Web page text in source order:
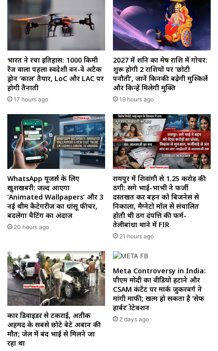
भारत ने रचा इतिहास: 1000 किमी
रेंज वाला पहला स्वदेशी वन-वे अटैक
ड्रोन ‘काल’ तैयार, LoC और LAC पर
होगी तैनाती
17 hours ago
2027 में शनि का मेष राशि में गोचर:
शुरू होगी 2 राशियों पर ‘छोटी
पनौती’, जानें किनकी बढ़ेगी मुश्किलें
और किन्हें मिलेगी मुक्ति
19 hours ago
WhatsApp यूजर्स के लिए
खुशखबरी: जल्द आएगा
‘Animated Wallpapers’ और 3
नई थीम कैटेगरीज का धांसू फीचर,
बदलेगा चैटिंग का अंदाज
20 hours ago
रायपुर में शिवांगी से 1.25 करोड़ की
ठगी: सगे भाई-भाभी ने फर्जी
दस्तखत कर बहन को बिजनेस से
निकाला, मैग्नेटो मॉल से संचालित
होती थी ठग दंपत्ति की फर्म-
तेलीबांधा थाने में FIR
21 hours ago
कार डिवाइडर से टकराई, अतीक
अहमद के सबसे छोटे बेटे अबान की
मौत; जेल में बंद भाई से मिलने जा
रहा था
Meta Controversy in India:
पीएम मोदी का वीडियो हटाने और
CSAM कंटेंट पर मार्क जुकरबर्ग ने
मांगी माफी; खत्म हो सकता है ‘सेफ
हार्बर’ प्रोटेक्शन
2 days ago